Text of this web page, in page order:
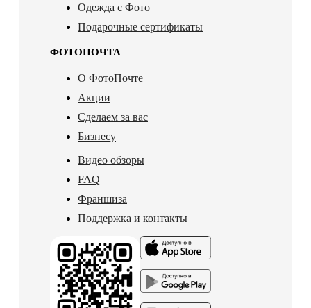
Одежда с Фото
Подарочные сертификаты
ФОТОПОЧТА
О ФотоПочте
Акции
Сделаем за вас
Бизнесу
Видео обзоры
FAQ
Франшиза
Поддержка и контакты